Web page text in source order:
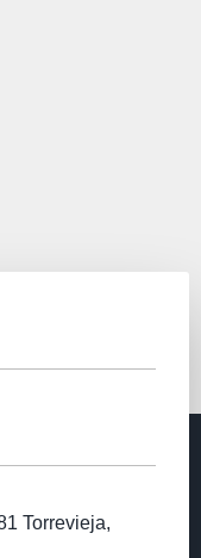
Torrevieja,